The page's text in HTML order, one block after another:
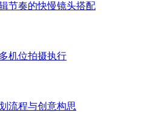
节奏的快慢镜头搭配
机位拍摄执行
流程与创意构思